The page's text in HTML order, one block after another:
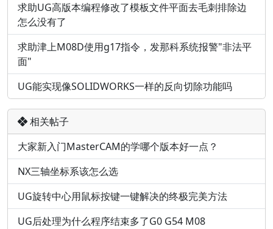
求助UG高版本编程修改了模板文件平面去毛刺排除边
怎么没有了
求助津上M08D使用g17指令，发那科系统报警"非法平
面"
UG能实现像SOLIDWORKS一样的反向切除功能吗
相关帖子
大家新入门MasterCAM的学哪个版本好一点？
NX三轴坐标系该怎么选
UG旋转中心用鼠标按键一键解决的终极完美方法
UG后处理为什么程序结束多了G0 G54 M08